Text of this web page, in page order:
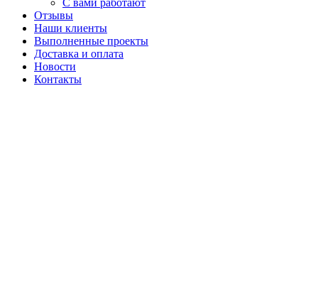
С вами работают
Отзывы
Наши клиенты
Выполненные проекты
Доставка и оплата
Новости
Контакты